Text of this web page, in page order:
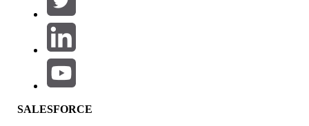
Area prodotti
Impatto della funzione
SALESFORCE